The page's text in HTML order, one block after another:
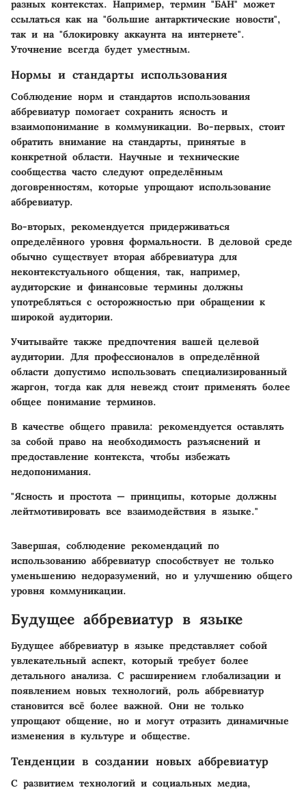
разных контекстах. Например, термин "БАН" может
ссылаться как на "большие антарктические новости",
так и на "блокировку аккаунта на интернете".
Уточнение всегда будет уместным.
Нормы и стандарты использования
Соблюдение норм и стандартов использования
аббревиатур помогает сохранить ясность и
взаимопонимание в коммуникации. Во-первых, стоит
обратить внимание на стандарты, принятые в
конкретной области. Научные и технические
сообщества часто следуют определённым
договренностям, которые упрощают использование
аббревиатур.
Во-вторых, рекомендуется придерживаться
определённого уровня формальности. В деловой среде
обычно существует вторая аббревиатура для
неконтекстуального общения, так, например,
аудиторские и финансовые термины должны
употребляться с осторожностью при обращении к
широкой аудитории.
Учитывайте также предпочтения вашей целевой
аудитории. Для профессионалов в определённой
области допустимо использовать специализированный
жаргон, тогда как для невежд стоит применять более
общее понимание терминов.
В качестве общего правила: рекомендуется оставлять
за собой право на необходимость разъяснений и
предоставление контекста, чтобы избежать
недопонимания.
"Ясность и простота — принципы, которые должны
лейтмотивировать все взаимодействия в языке."
Завершая, соблюдение рекомендаций по
использованию аббревиатур способствует не только
уменьшению недоразумений, но и улучшению общего
уровня коммуникации.
Будущее аббревиатур в языке
Будущее аббревиатур в языке представляет собой
увлекательный аспект, который требует более
детального анализа. С расширением глобализации и
появлением новых технологий, роль аббревиатур
становится всё более важной. Они не только
упрощают общение, но и могут отразить динамичные
изменения в культуре и обществе.
Тенденции в создании новых аббревиатур
С развитием технологий и социальных медиа,